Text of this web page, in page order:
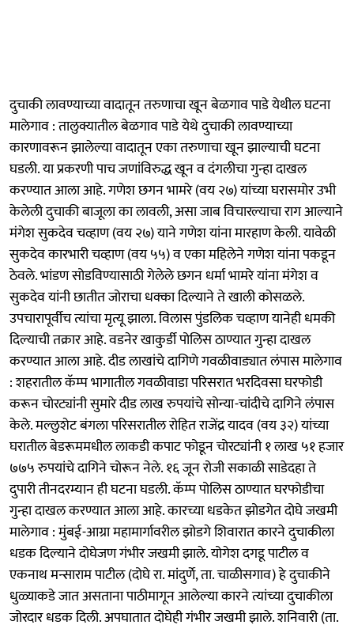
दुचाकी लावण्याच्या वादातून तरुणाचा खून बेळगाव पाडे येथील घटना
मालेगाव : तालुक्यातील बेळगाव पाडे येथे दुचाकी लावण्याच्या
कारणावरून झालेल्या वादातून एका तरुणाचा खून झाल्याची घटना
घडली. या प्रकरणी पाच जणांविरुद्ध खून व दंगलीचा गुन्हा दाखल
करण्यात आला आहे. गणेश छगन भामरे (वय २७) यांच्या घरासमोर उभी
केलेली दुचाकी बाजूला का लावली, असा जाब विचारल्याचा राग आल्याने
मंगेश सुकदेव चव्हाण (वय २७) याने गणेश यांना मारहाण केली. यावेळी
सुकदेव कारभारी चव्हाण (वय ५५) व एका महिलेने गणेश यांना पकडून
ठेवले. भांडण सोडविण्यासाठी गेलेले छगन धर्मा भामरे यांना मंगेश व
सुकदेव यांनी छातीत जोराचा धक्का दिल्याने ते खाली कोसळले.
उपचारापूर्वीच त्यांचा मृत्यू झाला. विलास पुंडलिक चव्हाण यानेही धमकी
दिल्याची तक्रार आहे. वडनेर खाकुर्डी पोलिस ठाण्यात गुन्हा दाखल
करण्यात आला आहे. दीड लाखांचे दागिणे गवळीवाड्यात लंपास मालेगाव
: शहरातील कॅम्प भागातील गवळीवाडा परिसरात भरदिवसा घरफोडी
करून चोरट्यांनी सुमारे दीड लाख रुपयांचे सोन्या-चांदीचे दागिने लंपास
केले. मल्लुशेट बंगला परिसरातील रोहित राजेंद्र यादव (वय ३२) यांच्या
घरातील बेडरूममधील लाकडी कपाट फोडून चोरट्यांनी १ लाख ५१ हजार
७७५ रुपयांचे दागिने चोरून नेले. १६ जून रोजी सकाळी साडेदहा ते
दुपारी तीनदरम्यान ही घटना घडली. कॅम्प पोलिस ठाण्यात घरफोडीचा
गुन्हा दाखल करण्यात आला आहे. कारच्या धडकेत झोडगेत दोघे जखमी
मालेगाव : मुंबई-आग्रा महामार्गावरील झोडगे शिवारात कारने दुचाकीला
धडक दिल्याने दोघेजण गंभीर जखमी झाले. योगेश दगडू पाटील व
एकनाथ मन्साराम पाटील (दोघे रा. मांदुर्णे, ता. चाळीसगाव) हे दुचाकीने
धुळ्याकडे जात असताना पाठीमागून आलेल्या कारने त्यांच्या दुचाकीला
जोरदार धडक दिली. अपघातात दोघेही गंभीर जखमी झाले. शनिवारी (ता.